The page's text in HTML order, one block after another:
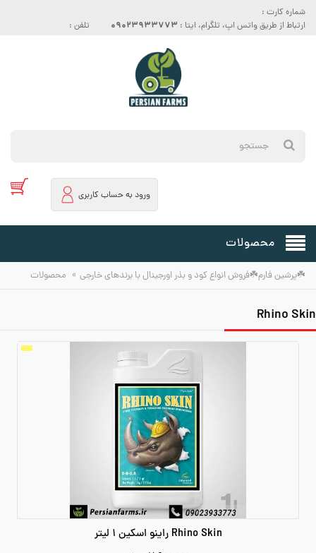
شماره کارت :
ارتباط از طریق واتس اپ، تلگرام، ایتا : 09023933773 تلفن :
ورود به حساب کاربری
محصولات
☘️پرشین فارم☘️فروش انواع کود و بذر اورجینال با برندهای خارجی » محصولات
Rhino Skin
Rhino Skin راینو اسکین 1 لیتر